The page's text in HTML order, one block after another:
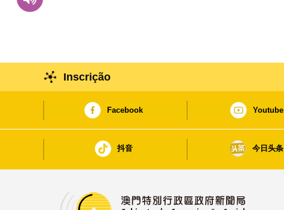
Inscrição
Facebook Youtube
抖音 今日头条